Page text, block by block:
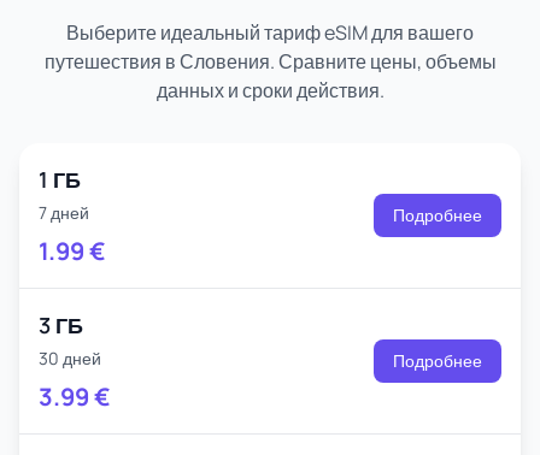
Выберите идеальный тариф eSIM для вашего
путешествия в Словения. Сравните цены, объемы
данных и сроки действия.
1 ГБ
7 дней
1.99€
Подробнее
3 ГБ
30 дней
3.99€
Подробнее